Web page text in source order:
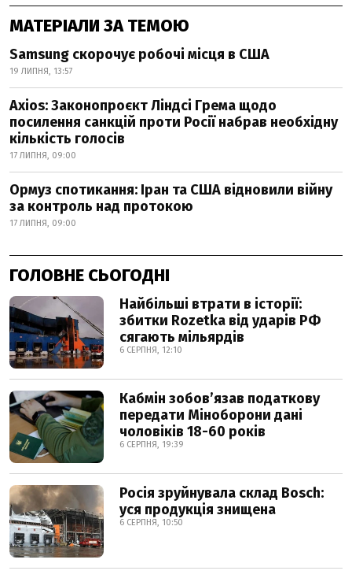
МАТЕРІАЛИ ЗА ТЕМОЮ
Samsung скорочує робочі місця в США
19 ЛИПНЯ, 13:57
Axios: Законопроєкт Ліндсі Грема щодо
посилення санкцій проти Росії набрав необхідну
кількість голосів
17 ЛИПНЯ, 09:00
Ормуз спотикання: Іран та США відновили війну
за контроль над протокою
17 ЛИПНЯ, 09:00
ГОЛОВНЕ СЬОГОДНІ
Найбільші втрати в історії:
збитки Rozetka від ударів РФ
сягають мільярдів
6 СЕРПНЯ, 12:10
Кабмін зобовʼязав податкову
передати Міноборони дані
чоловіків 18-60 років
6 СЕРПНЯ, 19:39
Росія зруйнувала склад Bosch:
уся продукція знищена
6 СЕРПНЯ, 10:50